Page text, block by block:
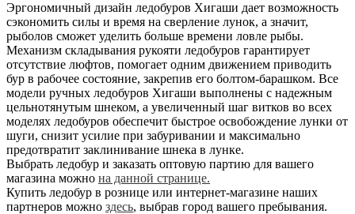
Эргономичный дизайн ледобуров Хигаши дает возможность
сэкономить силы и время на сверление лунок, а значит,
рыболов сможет уделить больше времени ловле рыбы.
Механизм складывания рукояти ледобуров гарантирует
отсутствие люфтов, помогает одним движением приводить
бур в рабочее состояние, закрепив его болтом-барашком. Все
модели ручных ледобуров Хигаши выполнены с надежным
цельнотянутым шнеком, а увеличенный шаг витков во всех
моделях ледобуров обеспечит быстрое освобождение лунки от
шуги, снизит усилие при забуривании и максимально
предотвратит заклинивание шнека в лунке.
Выбрать ледобур и заказать оптовую партию для вашего
магазина можно на данной странице.
Купить ледобур в рознице или интернет-магазине наших
партнеров можно здесь, выбрав город вашего пребывания.